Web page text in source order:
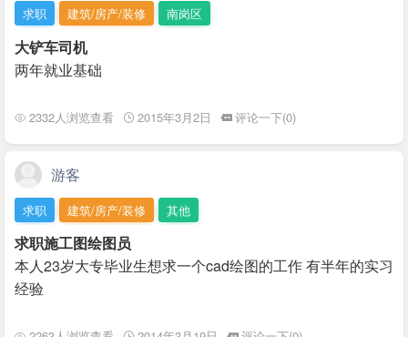
求职 建筑/房产/装修 南岗区
大铲车司机
两年就业基础
2332人浏览查看 2015年3月2日 评论一下(0)
游客
求职 建筑/房产/装修 其他
求职施工图绘图员
本人23岁大专毕业生想求一个cad绘图的工作 有半年的实习
经验